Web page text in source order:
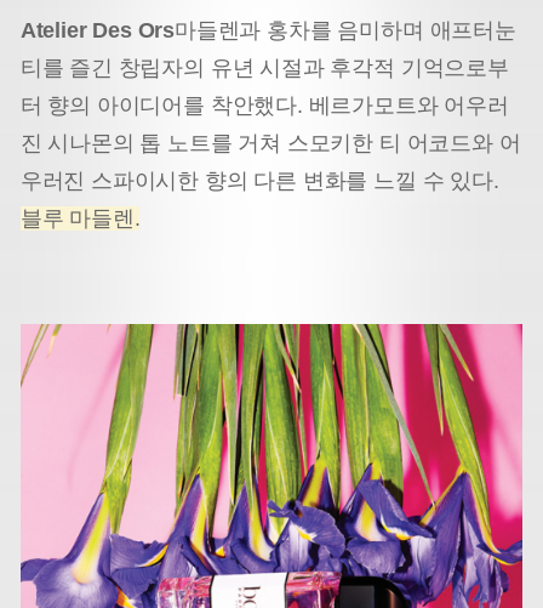
Atelier Des Ors마들렌과 홍차를 음미하며 애프터눈
티를 즐긴 창립자의 유년 시절과 후각적 기억으로부
터 향의 아이디어를 착안했다. 베르가모트와 어우러
진 시나몬의 톱 노트를 거쳐 스모키한 티 어코드와 어
우러진 스파이시한 향의 다른 변화를 느낄 수 있다.
블루 마들렌.